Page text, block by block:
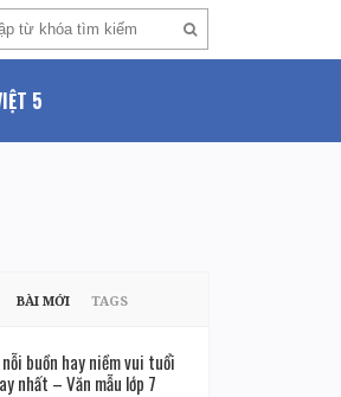
5
BÀI MỚI TAGS
nỗi buồn hay niềm vui tuổi
nhất – Văn mẫu lớp 7